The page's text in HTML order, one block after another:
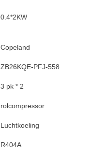
0.4*2KW
Copeland
ZB26KQE-PFJ-558
3 pk * 2
rolcompressor
Luchtkoeling
R404A